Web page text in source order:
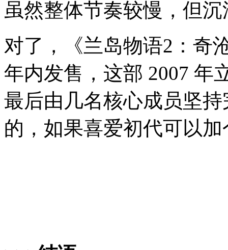
虽然整体节奏较慢，但
对了，《兰岛物语2：奇
年内发售，这部 2007 年
最后由几名核心成员坚
的，如果喜爱初代可以